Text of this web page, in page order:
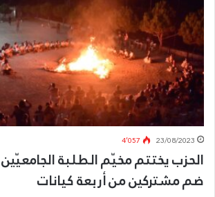
23/08/2023 4٬057
الحزب يختتم مخيّم الطلبة
ضم مشتركين من أربعة كيانات